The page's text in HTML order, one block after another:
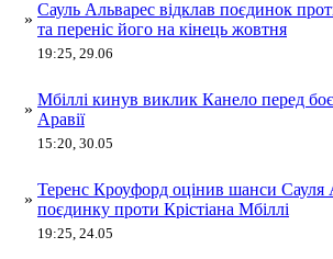
»
Сауль Альварес відклав поєдинок
та переніс його на кінець жовтня
19:25, 29.06
»
Мбіллі кинув виклик Канело перед
Аравії
15:20, 30.05
»
Теренс Кроуфорд оцінив шанси Сауля
поєдинку проти Крістіана Мбіллі
19:25, 24.05